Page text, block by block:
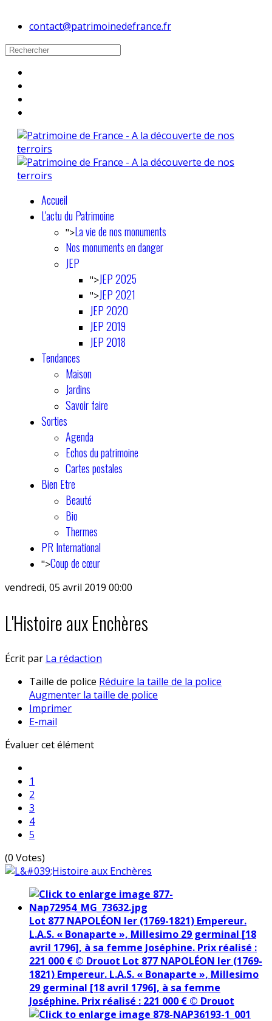
contact@patrimoinedefrance.fr
Accueil
L'actu du Patrimoine
">La vie de nos monuments
Nos monuments en danger
JEP
">JEP 2025
">JEP 2021
JEP 2020
JEP 2019
JEP 2018
Tendances
Maison
Jardins
Savoir faire
Sorties
Agenda
Echos du patrimoine
Cartes postales
Bien Etre
Beauté
Bio
Thermes
PR International
">Coup de cœur
vendredi, 05 avril 2019 00:00
L'Histoire aux Enchères
Écrit par La rédaction
Taille de police Réduire la taille de la police
Augmenter la taille de police
Imprimer
E-mail
Évaluer cet élément
1
2
3
4
5
(0 Votes)
Lot 877 NAPOLÉON Ier (1769-1821) Empereur.
L.A.S. « Bonaparte », Millesimo 29 germinal [18
avril 1796], à sa femme Joséphine. Prix réalisé :
221 000 € © Drouot Lot 877 NAPOLÉON Ier (1769-
1821) Empereur. L.A.S. « Bonaparte », Millesimo
29 germinal [18 avril 1796], à sa femme
Joséphine. Prix réalisé : 221 000 € © Drouot